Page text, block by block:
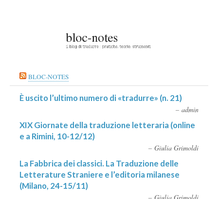
BLOC-NOTES
È uscito l’ultimo numero di «tradurre» (n. 21)
admin
XIX Giornate della traduzione letteraria (online
e a Rimini, 10-12/12)
Giulia Grimoldi
La Fabbrica dei classici. La Traduzione delle
Letterature Straniere e l’editoria milanese
(Milano, 24-15/11)
Giulia Grimoldi